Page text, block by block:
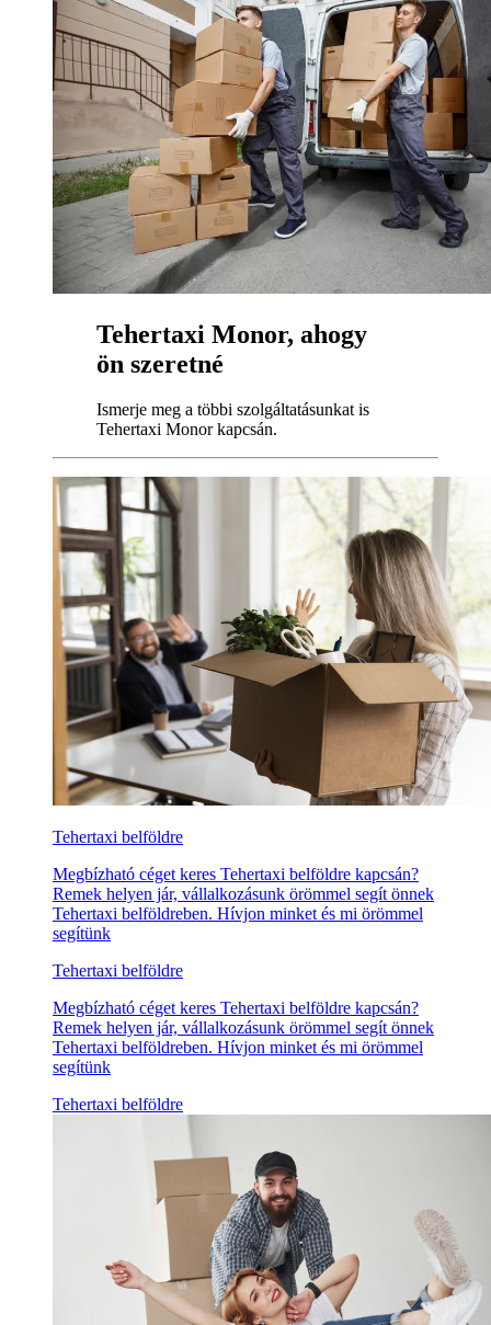
Tehertaxi Monor, ahogy
ön szeretné
Ismerje meg a többi szolgáltatásunkat is
Tehertaxi Monor kapcsán.
Tehertaxi belföldre
Megbízható céget keres Tehertaxi belföldre kapcsán?
Remek helyen jár, vállalkozásunk örömmel segít önnek
Tehertaxi belföldreben. Hívjon minket és mi örömmel
segítünk
Tehertaxi belföldre
Megbízható céget keres Tehertaxi belföldre kapcsán?
Remek helyen jár, vállalkozásunk örömmel segít önnek
Tehertaxi belföldreben. Hívjon minket és mi örömmel
segítünk
Tehertaxi belföldre